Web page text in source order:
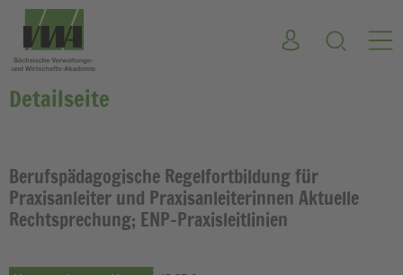
Detailseite
Berufspädagogische Regelfortbildung für
Praxisanleiter und Praxisanleiterinnen Aktuelle
Rechtsprechung; ENP-Praxisleitlinien